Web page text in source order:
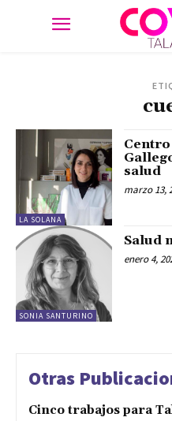
LA SOLANA
salud
marzo 13,
SONIA SANTURINO
Salud
enero 4,
Otras
Cinco trabajos para